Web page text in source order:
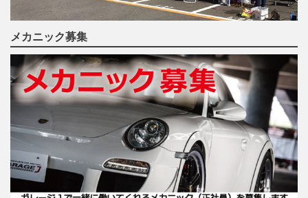
メカニック募集